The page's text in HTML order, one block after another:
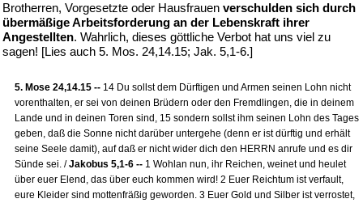
Brotherren, Vorgesetzte oder Hausfrauen verschulden sich durch
übermäßige Arbeitsforderung an der Lebenskraft ihrer
Angestellten. Wahrlich, dieses göttliche Verbot hat uns viel zu
sagen! [Lies auch 5. Mos. 24,14.15; Jak. 5,1-6.]
5. Mose 24,14.15 -- 14 Du sollst dem Dürftigen und Armen seinen Lohn nicht
vorenthalten, er sei von deinen Brüdern oder den Fremdlingen, die in deinem
Lande und in deinen Toren sind, 15 sondern sollst ihm seinen Lohn des Tages
geben, daß die Sonne nicht darüber untergehe (denn er ist dürftig und erhält
seine Seele damit), auf daß er nicht wider dich den HERRN anrufe und es dir
Sünde sei. /Jakobus 5,1-6 -- 1 Wohlan nun, ihr Reichen, weinet und heulet
über euer Elend, das über euch kommen wird! 2 Euer Reichtum ist verfault,
eure Kleider sind mottenfräßig geworden. 3 Euer Gold und Silber ist verrostet,